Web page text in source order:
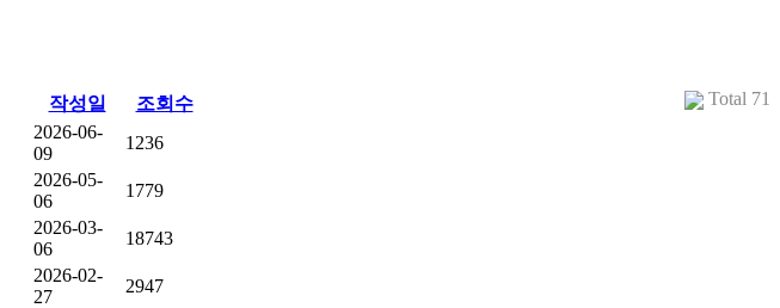
Total 71
작성일
조회수
2026-06-
09
1236
2026-05-
06
1779
2026-03-
06
18743
2026-02-
27
2947